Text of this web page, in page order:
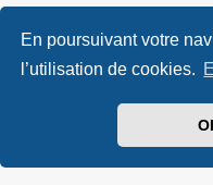
En poursuivant votre
l’utilisation de cookies.